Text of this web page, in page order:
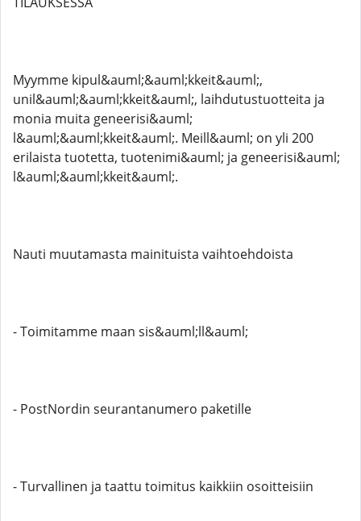
Myymme kipul&auml;&auml;kkeit&auml;,
unil&auml;&auml;kkeit&auml;, laihdutustuotteita ja
monia muita geneerisi&auml;
l&auml;&auml;kkeit&auml;. Meill&auml; on yli 200
erilaista tuotetta, tuotenimi&auml; ja geneerisi&auml;
l&auml;&auml;kkeit&auml;.
Nauti muutamasta mainituista vaihtoehdoista
- Toimitamme maan sis&auml;ll&auml;
- PostNordin seurantanumero paketille
- Turvallinen ja taattu toimitus kaikkiin osoitteisiin